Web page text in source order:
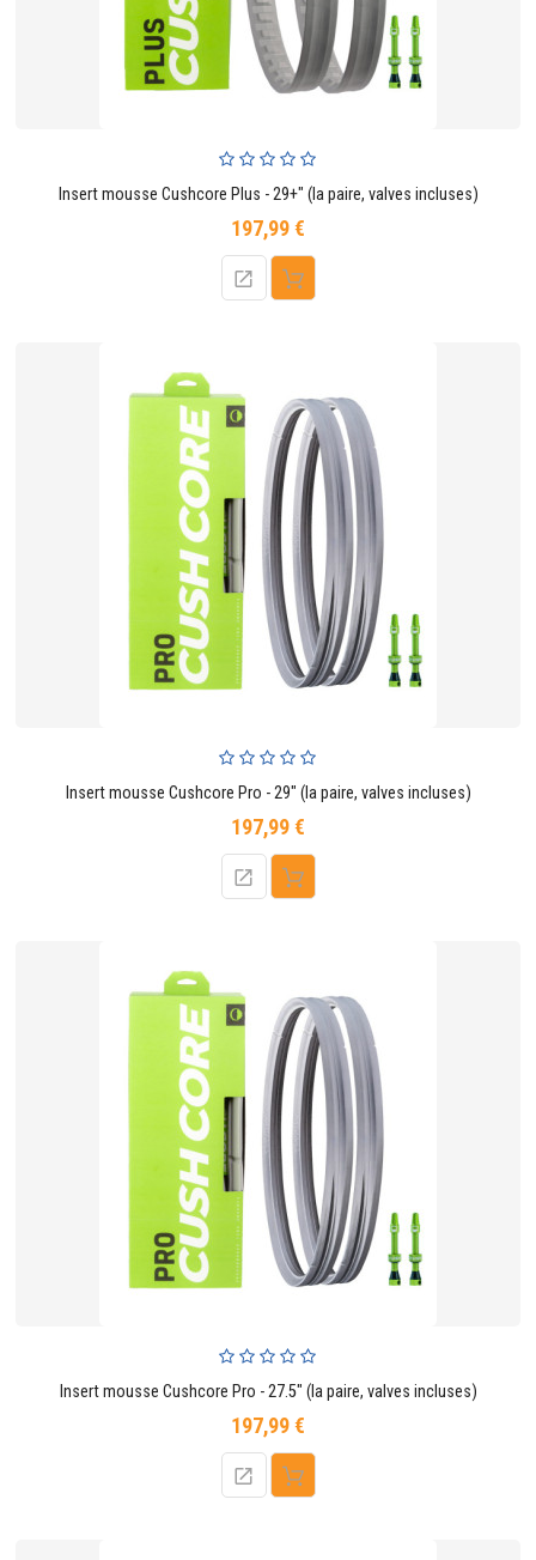
Insert mousse Cushcore Plus - 29+" (la paire, valves incluses)
197,99 €
Insert mousse Cushcore Pro - 29" (la paire, valves incluses)
197,99 €
Insert mousse Cushcore Pro - 27.5" (la paire, valves incluses)
197,99 €